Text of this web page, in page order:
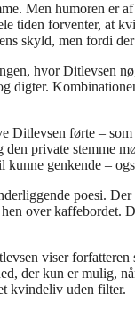
Men humoren er
tiden forventer, at
skyld, men fordi
hvor Ditlevsen
digter.
førte –
private stemme
genkende –
poesi.
over kaffebordet.
viser
der kun er mulig,
kvindeliv uden filter.